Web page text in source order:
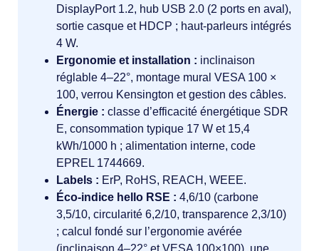
DisplayPort 1.2, hub USB 2.0 (2 ports en aval),
sortie casque et HDCP ; haut-parleurs intégrés
4 W.
Ergonomie et installation : inclinaison
réglable 4–22°, montage mural VESA 100 ×
100, verrou Kensington et gestion des câbles.
Énergie : classe d’efficacité énergétique SDR
E, consommation typique 17 W et 15,4
kWh/1000 h ; alimentation interne, code
EPREL 1744669.
Labels : ErP, RoHS, REACH, WEEE.
Éco-indice hello RSE : 4,6/10 (carbone
3,5/10, circularité 6,2/10, transparence 2,3/10)
; calcul fondé sur l’ergonomie avérée
(inclinaison 4–22° et VESA 100×100), une